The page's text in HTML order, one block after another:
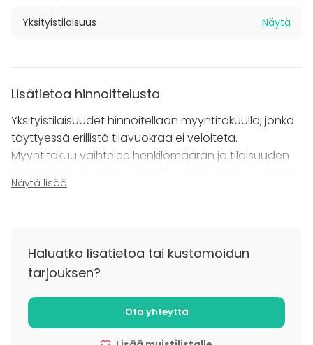
tapahtuma!
Yksityistilaisuus Näytä
Lisätietoa hinnoittelusta
Yksityistilaisuudet hinnoitellaan myyntitakuulla, jonka
täyttyessä erillistä tilavuokraa ei veloiteta.
Myyntitakuu vaihtelee henkilömäärän ja tilaisuuden
tilaisuudellenne!
Näytä lisää
Haluatko lisätietoa tai kustomoidun
tarjouksen?
Ota yhteyttä